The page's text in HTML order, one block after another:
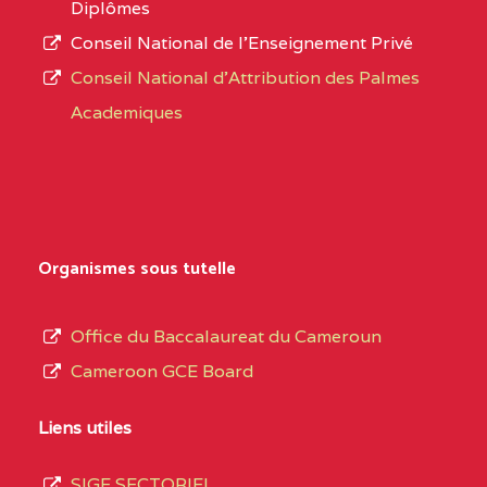
CENTRE
COLLEGE PRIVE
CENTRE
COLLEGE PRIVE LAIC
SAINT MICHEL
L’offre
d’éducation
de
du
Diplômes
Conseil National de l’Enseignement Privé
Conseil National d'Attribution des Palmes
Academiques
Organismes sous tutelle
Office du Baccalaureat du Cameroun
Cameroon GCE Board
Liens utiles